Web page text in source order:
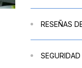
RESEÑAS